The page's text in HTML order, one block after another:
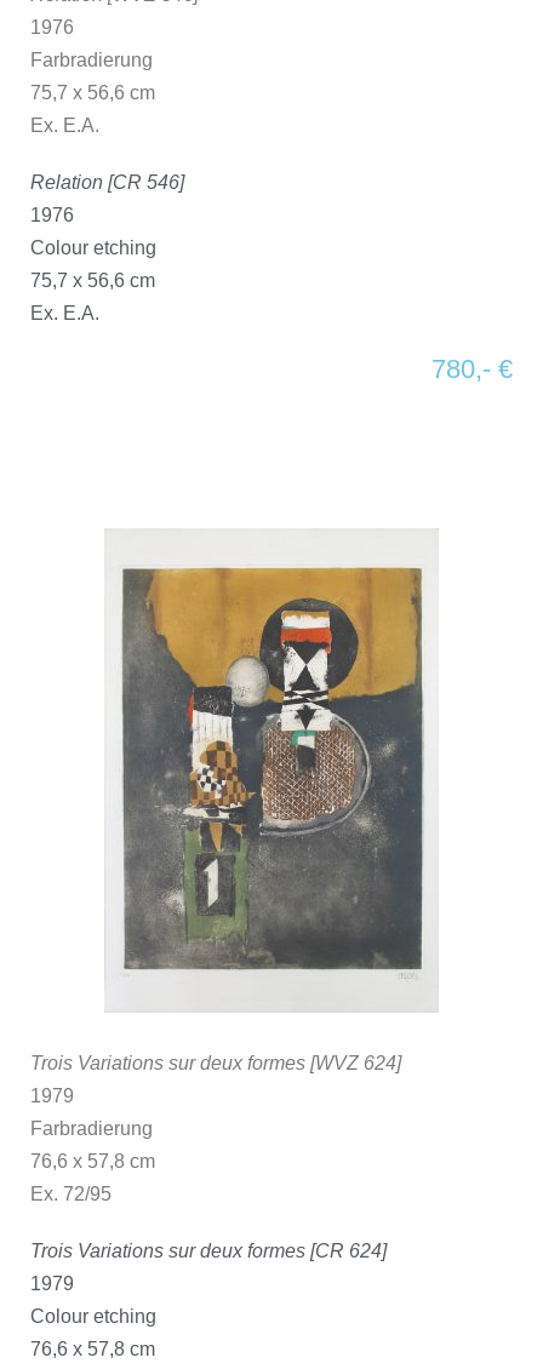
1976
Farbradierung
75,7 x 56,6 cm
Ex. E.A.
Relation [CR 546]
1976
Colour etching
75,7 x 56,6 cm
Ex. E.A.
780,- €
Trois Variations sur deux formes [WVZ 624]
1979
Farbradierung
76,6 x 57,8 cm
Ex. 72/95
Trois Variations sur deux formes [CR 624]
1979
Colour etching
76,6 x 57,8 cm